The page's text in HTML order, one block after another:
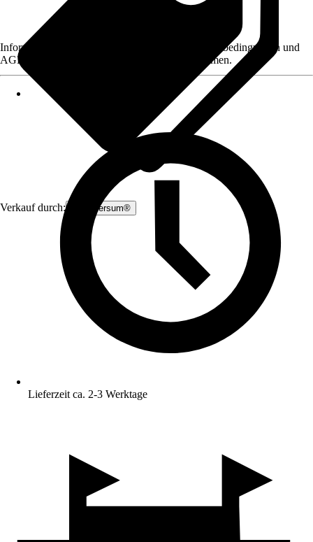
Verkauf durch: Zauniversum®
Informationen des Verkäufers, wie z. B. Rückgabebedingungen und
AGB, finden Sie bei Klick auf den Verkäufernamen.
Lieferzeit ca. 2-3 Werktage